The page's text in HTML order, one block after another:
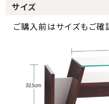
サイズ
ご購入前はサイズもご確